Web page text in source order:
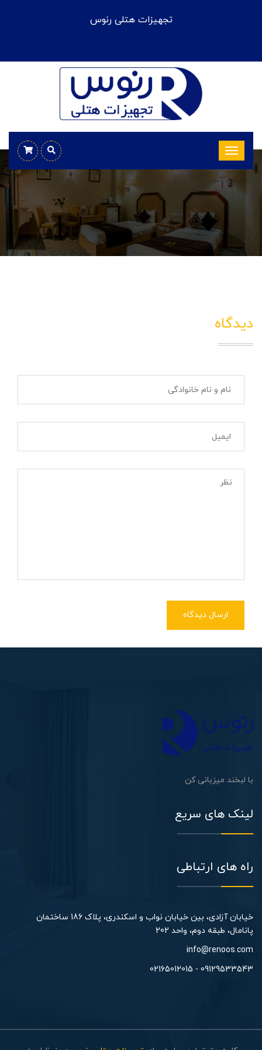
تجهیزات هتلی رنوس
دیدگاه
ارسال دیدگاه
با لبخند میزبانی کن
لینک های سریع
راه های ارتباطی
خیابان آزادی، بین خیابان نواب و اسکندری، پلاک 186 ساختمان
پانامال، طبقه دوم، واحد 202​
info@renoos.com
09129533543 - 02165012015